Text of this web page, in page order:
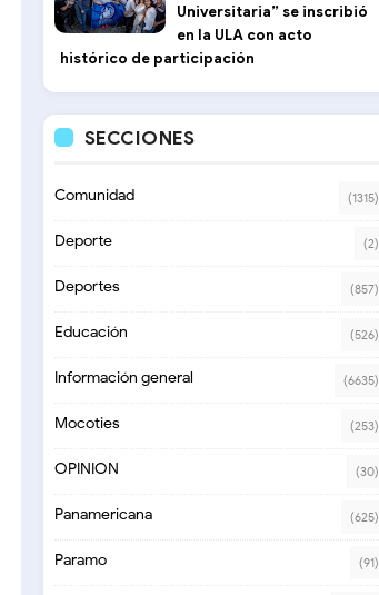
Universitaria” se inscribió
en la ULA con acto
histórico de participación
SECCIONES
Comunidad (1315)
Deporte (2)
Deportes (857)
Educación (526)
Información general (6635)
Mocoties (253)
OPINION (30)
Panamericana (625)
Paramo (91)